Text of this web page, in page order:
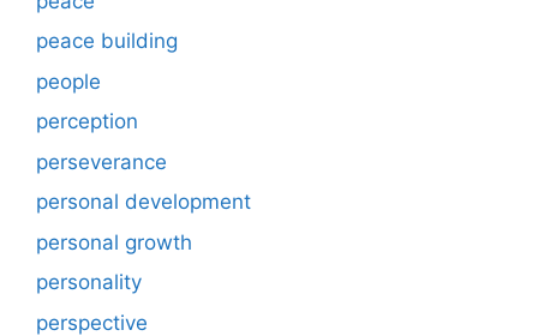
peace building
people
perception
perseverance
personal development
personal growth
personality
perspective